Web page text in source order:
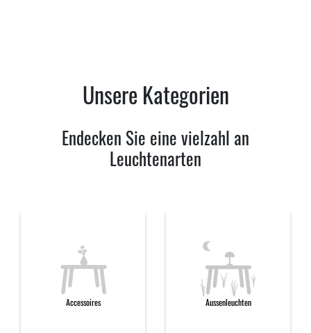
Unsere Kategorien
Endecken Sie eine vielzahl an
Leuchtenarten
Accessoires Aussenleuchten